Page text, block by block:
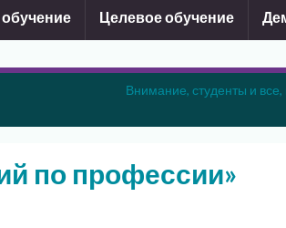
Целевое обучение
Внимание, студенты и все,
по профессии»